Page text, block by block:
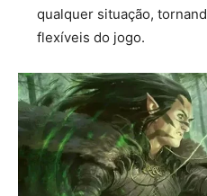
qualquer situação,
flexíveis do jogo.